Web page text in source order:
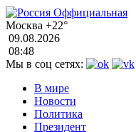
Москва +22°
09.08.2026
08:48
Мы в соц сетях:
В мире
Новости
Политика
Президент